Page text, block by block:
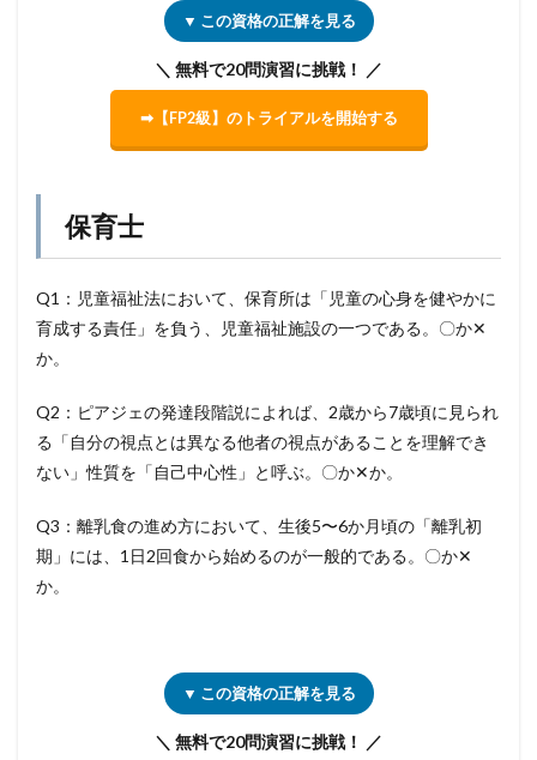
▼ この資格の正解を見る
＼ 無料で20問演習に挑戦！ ／
➡【FP2級】のトライアルを開始する
保育士
Q1：児童福祉法において、保育所は「児童の心身を健やかに
育成する責任」を負う、児童福祉施設の一つである。〇か✕
か。
Q2：ピアジェの発達段階説によれば、2歳から7歳頃に見られ
る「自分の視点とは異なる他者の視点があることを理解でき
ない」性質を「自己中心性」と呼ぶ。〇か✕か。
Q3：離乳食の進め方において、生後5〜6か月頃の「離乳初
期」には、1日2回食から始めるのが一般的である。〇か✕
か。
▼ この資格の正解を見る
＼ 無料で20問演習に挑戦！ ／